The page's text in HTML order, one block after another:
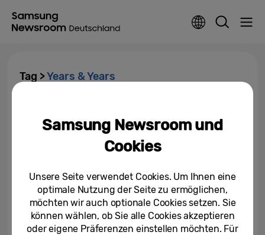
Tag >Years & Years
interaktives VR-Konzert fur
Samsung Gear VR, Galaxy S7...
Samsung Newsroom und
Cookies
Unsere Seite verwendet Cookies. Um Ihnen eine
optimale Nutzung der Seite zu ermöglichen,
möchten wir auch optionale Cookies setzen. Sie
können wählen, ob Sie alle Cookies akzeptieren
oder eigene Präferenzen einstellen möchten. Für